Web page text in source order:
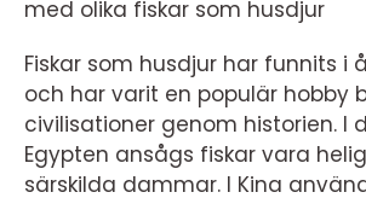
med olika fiskar som husdjur
Fiskar som husdjur har funnits i
och har varit en populär hobby
civilisationer genom historien. I
Egypten ansågs fiskar vara
särskilda dammar. I Kina